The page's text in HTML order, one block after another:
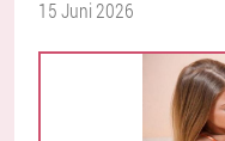
15 Juni 2026